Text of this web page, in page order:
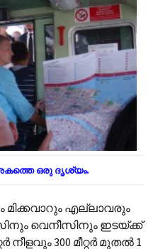
ഒരു ദൃശ്യം.
മിക്കവാറും എല്ലാവരും
വെനീസിനും ഇടയ്ക്ക്
നീളവും 300 മീറ്റർ മുതൽ 1